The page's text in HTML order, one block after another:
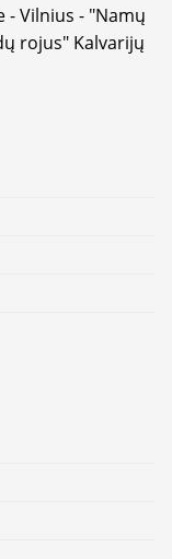
- Vilnius - "Namų
rojus" Kalvarijų